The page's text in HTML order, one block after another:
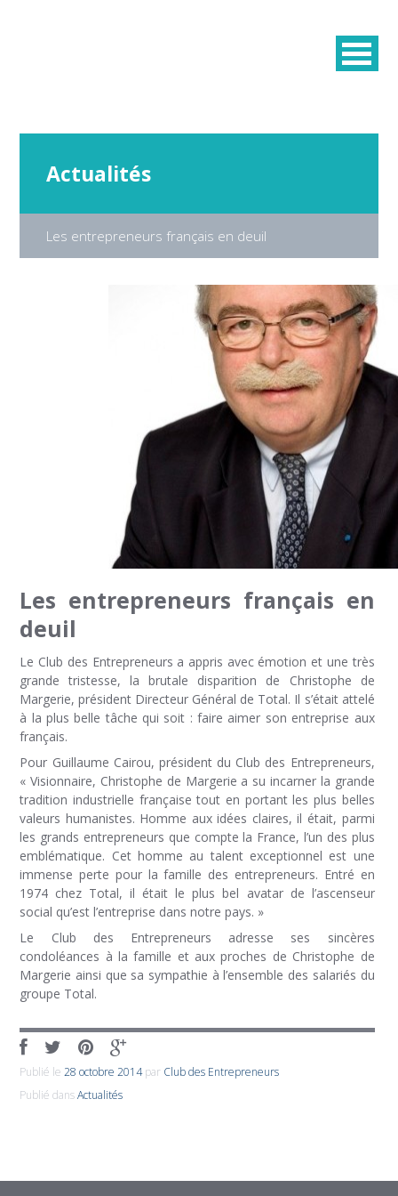
Actualités
Les entrepreneurs français en deuil
Les entrepreneurs français en
deuil
Le Club des Entrepreneurs a appris avec émotion et une très
grande tristesse, la brutale disparition de Christophe de
Margerie, président Directeur Général de Total. Il s’était attelé
à la plus belle tâche qui soit : faire aimer son entreprise aux
français.
Pour Guillaume Cairou, président du Club des Entrepreneurs,
« Visionnaire, Christophe de Margerie a su incarner la grande
tradition industrielle française tout en portant les plus belles
valeurs humanistes. Homme aux idées claires, il était, parmi
les grands entrepreneurs que compte la France, l’un des plus
emblématique. Cet homme au talent exceptionnel est une
immense perte pour la famille des entrepreneurs. Entré en
1974 chez Total, il était le plus bel avatar de l’ascenseur
social qu’est l’entreprise dans notre pays. »
Le Club des Entrepreneurs adresse ses sincères
condoléances à la famille et aux proches de Christophe de
Margerie ainsi que sa sympathie à l’ensemble des salariés du
groupe Total.
Publié le28 octobre 2014par Club des Entrepreneurs
Publié dansActualités